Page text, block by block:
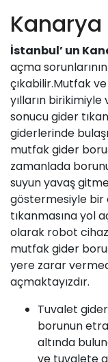
İstanbul’ un
açma
çıkabilir.Mutfak
yılların birikimiyle
sonucu gider
giderlerinde
mutfak gider
zamanlada
suyun yavaş
göstermesiyle bir
tıkanmasına yol
olarak robot
mutfak gider
yere zarar
açmaktayızdır.
Tuvalet
borunun
altında